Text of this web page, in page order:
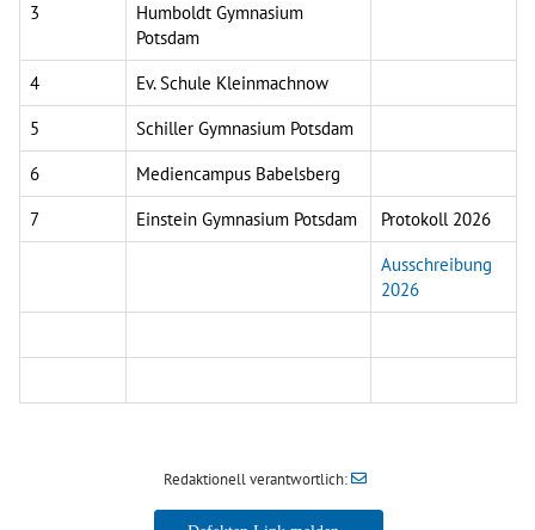
3
Humboldt Gymnasium
Potsdam
4
Ev. Schule Kleinmachnow
5
Schiller Gymnasium Potsdam
6
Mediencampus Babelsberg
7
Einstein Gymnasium Potsdam
Protokoll 2026
Ausschreibung
2026
Redaktionell verantwortlich: